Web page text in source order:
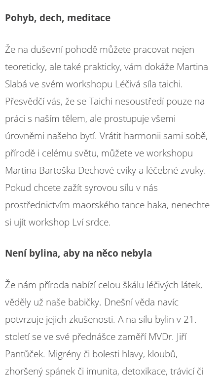
Pohyb, dech, meditace
Že na duševní pohodě můžete pracovat nejen
teoreticky, ale také prakticky, vám dokáže Martina
Slabá ve svém workshopu Léčivá síla taichi.
Přesvědčí vás, že se Taichi nesoustředí pouze na
práci s naším tělem, ale prostupuje všemi
úrovněmi našeho bytí. Vrátit harmonii sami sobě,
přírodě i celému světu, můžete ve workshopu
Martina Bartoška Dechové cviky a léčebné zvuky.
Pokud chcete zažít syrovou sílu v nás
prostřednictvím maorského tance haka, nenechte
si ujít workshop Lví srdce.
Není bylina, aby na něco nebyla
Že nám příroda nabízí celou škálu léčivých látek,
věděly už naše babičky. Dnešní věda navíc
potvrzuje jejich zkušenosti. A na sílu bylin v 21.
století se ve své přednášce zaměří MVDr. Jiří
Pantůček. Migrény či bolesti hlavy, kloubů,
zhoršený spánek či imunita, detoxikace, trávicí či